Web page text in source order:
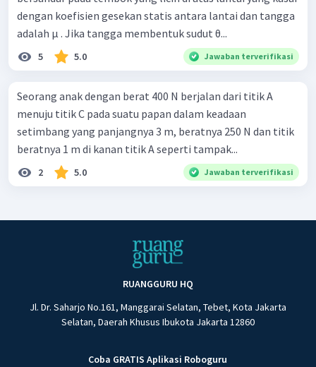
dengan koefisien gesekan statis antara lantai dan tangga
adalah μ . Jika tangga membentuk sudut θ...
5 5.0 Jawaban terverifikasi
Seorang anak dengan berat 400 N berjalan dari titik A
menuju titik C pada suatu papan dalam keadaan
setimbang yang panjangnya 3 m, beratnya 250 N dan titik
beratnya 1 m di kanan titik A seperti tampak...
2 5.0 Jawaban terverifikasi
RUANGGURU HQ
Jl. Dr. Saharjo No.161, Manggarai Selatan, Tebet, Kota Jakarta
Selatan, Daerah Khusus Ibukota Jakarta 12860
Coba GRATIS Aplikasi Roboguru